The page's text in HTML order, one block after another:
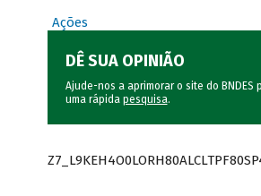
Ações
DÊ SUA OPINIÃO
Ajude-nos a aprimorar o site do BNDES
uma rápida pesquisa.